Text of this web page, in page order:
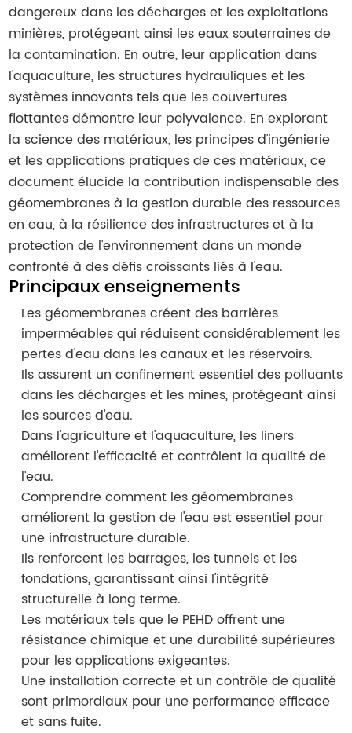
dangereux dans les décharges et les exploitations
minières, protégeant ainsi les eaux souterraines de
la contamination. En outre, leur application dans
l'aquaculture, les structures hydrauliques et les
systèmes innovants tels que les couvertures
flottantes démontre leur polyvalence. En explorant
la science des matériaux, les principes d'ingénierie
et les applications pratiques de ces matériaux, ce
document élucide la contribution indispensable des
géomembranes à la gestion durable des ressources
en eau, à la résilience des infrastructures et à la
protection de l'environnement dans un monde
confronté à des défis croissants liés à l'eau.
Principaux enseignements
Les géomembranes créent des barrières
imperméables qui réduisent considérablement les
pertes d'eau dans les canaux et les réservoirs.
Ils assurent un confinement essentiel des polluants
dans les décharges et les mines, protégeant ainsi
les sources d'eau.
Dans l'agriculture et l'aquaculture, les liners
améliorent l'efficacité et contrôlent la qualité de
l'eau.
Comprendre comment les géomembranes
améliorent la gestion de l'eau est essentiel pour
une infrastructure durable.
Ils renforcent les barrages, les tunnels et les
fondations, garantissant ainsi l'intégrité
structurelle à long terme.
Les matériaux tels que le PEHD offrent une
résistance chimique et une durabilité supérieures
pour les applications exigeantes.
Une installation correcte et un contrôle de qualité
sont primordiaux pour une performance efficace
et sans fuite.